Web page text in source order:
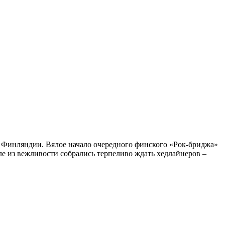
Вялое начало очередного финского «Рок-бриджа»
из вежливости собрались терпеливо ждать хедлайнеров –